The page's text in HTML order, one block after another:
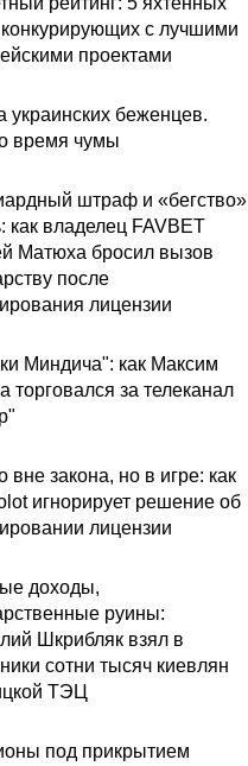
с лучшими
проектами
украинских беженцев.
время чумы
штраф и «бегство»
как владелец FAVBET
Матюха бросил вызов
после
лицензии
Миндича": как Максим
торговался за телеканал
вне закона, но в игре: как
игнорирует решение об
лицензии
доходы,
руины:
Шкрибляк взял в
сотни тысяч киевлян
ТЭЦ
под прикрытием